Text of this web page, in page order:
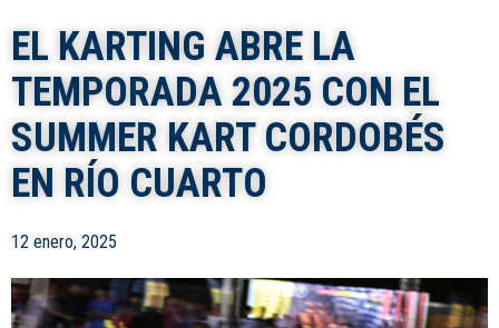
EL KARTING ABRE LA
TEMPORADA 2025 CON EL
SUMMER KART CORDOBÉS
EN RÍO CUARTO
12 enero, 2025